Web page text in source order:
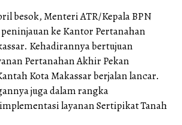
besok, Menteri ATR/Kepala BPN
ke Kantor Pertanahan
Kehadirannya bertujuan
Pertanahan Akhir Pekan
Kota Makassar berjalan lancar.
juga dalam rangka
layanan Sertipikat Tanah